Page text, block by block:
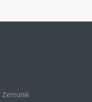
Zemunik